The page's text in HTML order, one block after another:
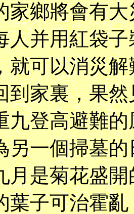
家鄉將會有
人并用紅袋
就可以消災
到家裏，果
九登高避難
另一個掃墓的
菊花盛開
葉子可治霍